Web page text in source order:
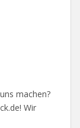
machen?
Wir